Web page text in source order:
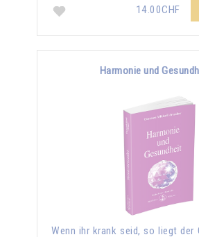
14.00CHF
Harmonie und
Wenn ihr krank seid, so liegt der